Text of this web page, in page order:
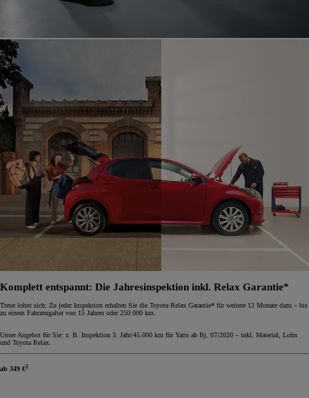
Komplett entspannt: Die Jahresinspektion inkl. Relax Garantie*
Treue lohnt sich: Zu jeder Inspektion erhalten Sie die Toyota Relax Garantie* für weitere 12 Monate dazu – bis
zu einem Fahrzeugalter von 15 Jahren oder 250.000 km.
Unser Angebot für Sie: z. B. Inspektion 3. Jahr/45.000 km für Yaris ab Bj. 07/2020 – inkl. Material, Lohn
und Toyota Relax.
ab 349 €2